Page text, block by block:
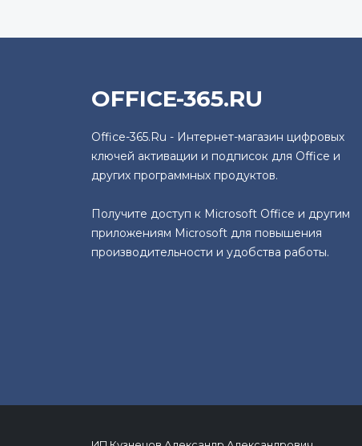
OFFICE-365.RU
Office-365.Ru - Интернет-магазин цифровых
ключей активации и подписок для Office и
других программных продуктов.
Получите доступ к Microsoft Office и другим
приложениям Microsoft для повышения
производительности и удобства работы.